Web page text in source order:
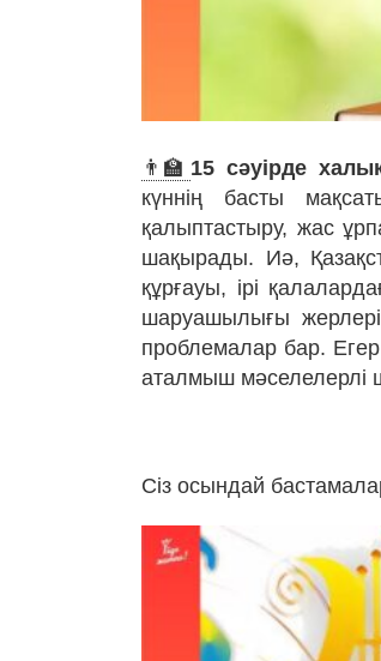
👨‍🏫 15 сәуірде
күннің басты
қалыптастыру, жас
шақырады. Иә,
құрғауы, ірі
шаруашылығы
проблемалар бар.
аталмыш мәселелерлі
Сіз осындай